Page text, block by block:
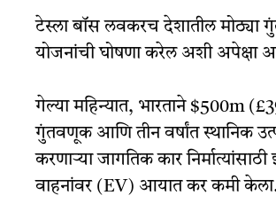
टेस्ला बॉस लवकरच देशातील मोठ्या
योजनांची घोषणा करेल अशी अपेक्षा
गेल्या महिन्यात, भारताने $500m
गुंतवणूक आणि तीन वर्षांत स्थानिक
करणाऱ्या जागतिक कार निर्मात्यांसाठी
वाहनांवर (EV) आयात कर कमी